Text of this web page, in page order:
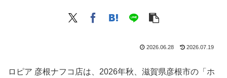
2026.06.28 2026.07.19
ロピア 彦根ナフコ店は、2026年秋、滋賀県彦根市の「ホ